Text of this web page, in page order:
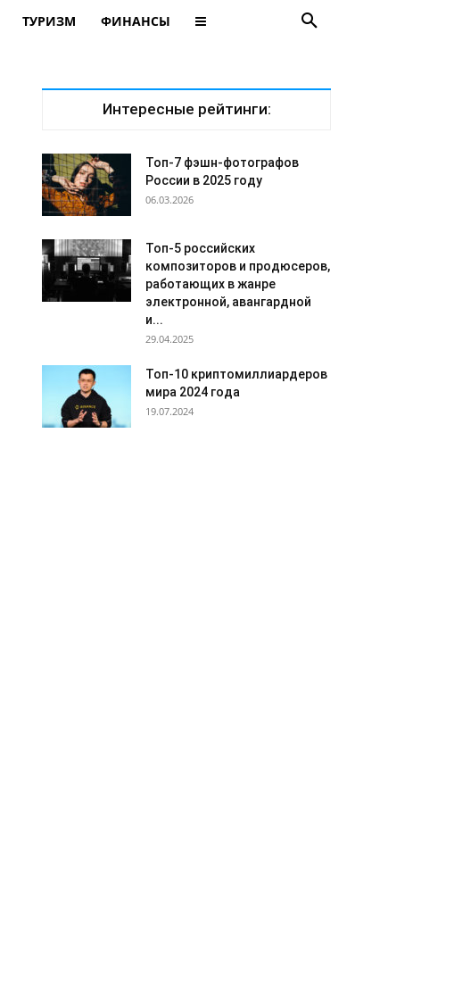
ТУРИЗМ ФИНАНСЫ
Интересные рейтинги:
Топ-7 фэшн-фотографов
России в 2025 году
06.03.2026
Топ-5 российских
композиторов и продюсеров,
работающих в жанре
электронной, авангардной
и...
29.04.2025
Топ-10 криптомиллиардеров
мира 2024 года
19.07.2024